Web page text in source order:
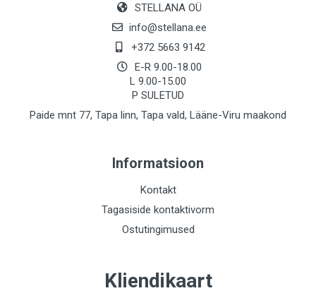
STELLANA OÜ
info@stellana.ee
+372 5663 9142
E-R 9.00-18.00
L 9.00-15.00
P SULETUD
Paide mnt 77, Tapa linn, Tapa vald, Lääne-Viru maakond
Informatsioon
Kontakt
Tagasiside kontaktivorm
Ostutingimused
Kliendikaart